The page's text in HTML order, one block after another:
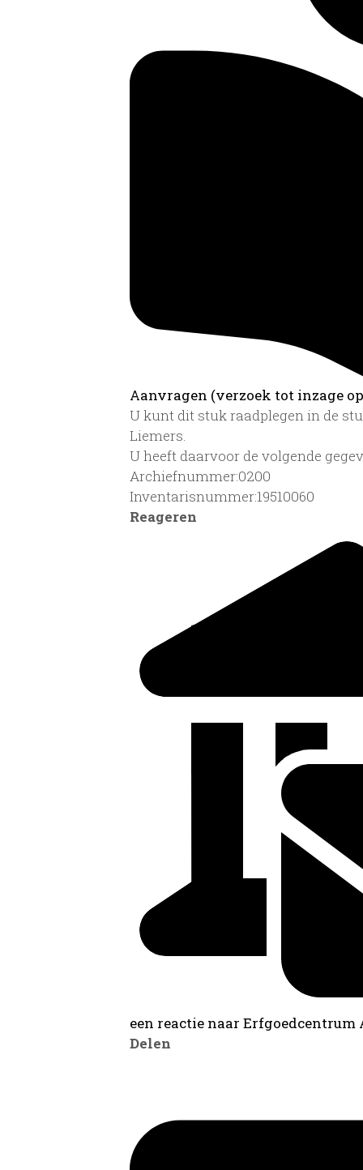
Aanvragen (verzoek tot inzage
U kunt dit stuk raadplegen in de
Liemers.
U heeft daarvoor de volgende
Archiefnummer:0200
Inventarisnummer:19510060
Reageren
een reactie naar
Delen